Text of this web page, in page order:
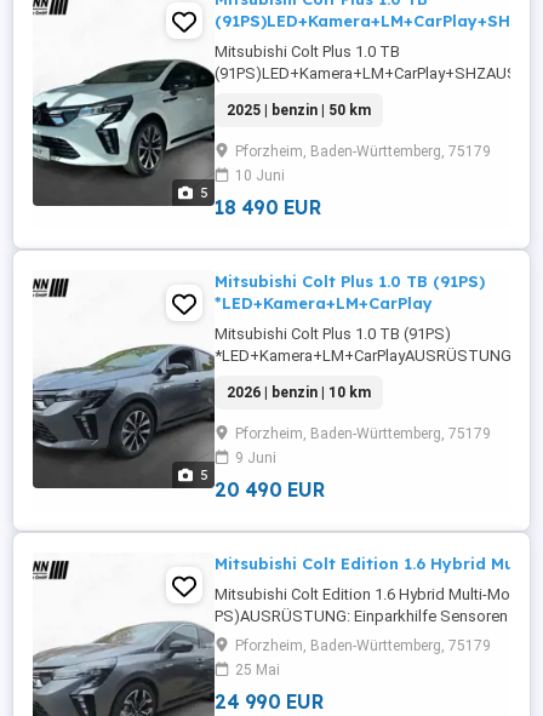
5
(91PS)LED+Kamera+LM+CarPlay+SHZ
Mitsubishi Colt Plus 1.0 TB
hinten,Fahrerairbag,Einparkhilfe
Lenkrad,Berganfahrassistent,Radio,DAB-
Scheinwerfer,Elektrische ...
2025 | benzin | 50 km
Pforzheim, Baden-Württemberg, 75179
10 Juni
18 490 EUR
5
Mitsubishi Colt Plus 1.0 TB (91PS)
*LED+Kamera+LM+CarPlay
Mitsubishi Colt Plus 1.0 TB (91PS)
*LED+Kamera+LM+CarPlayAUSRÜSTUNG:
Lenkrad,Berganfahrassistent,Radio,DAB-
Scheinwerfer,Elektrische ...
2026 | benzin | 10 km
Pforzheim, Baden-Württemberg, 75179
9 Juni
20 490 EUR
Mitsubishi Colt Edition 1.6 Hybrid Multi-
Mitsubishi Colt Edition 1.6 Hybrid Multi-Mode
PS)AUSRÜSTUNG: Einparkhilfe Sensoren
Sensoren hinten,ABS,Einparkhilfe
Lenkrad,Berganfahrassistent,DAB-
Scheinwerfer,Servolenkung,LED-
Pforzheim, Baden-Württemberg, 75179
25 Mai
24 990 EUR